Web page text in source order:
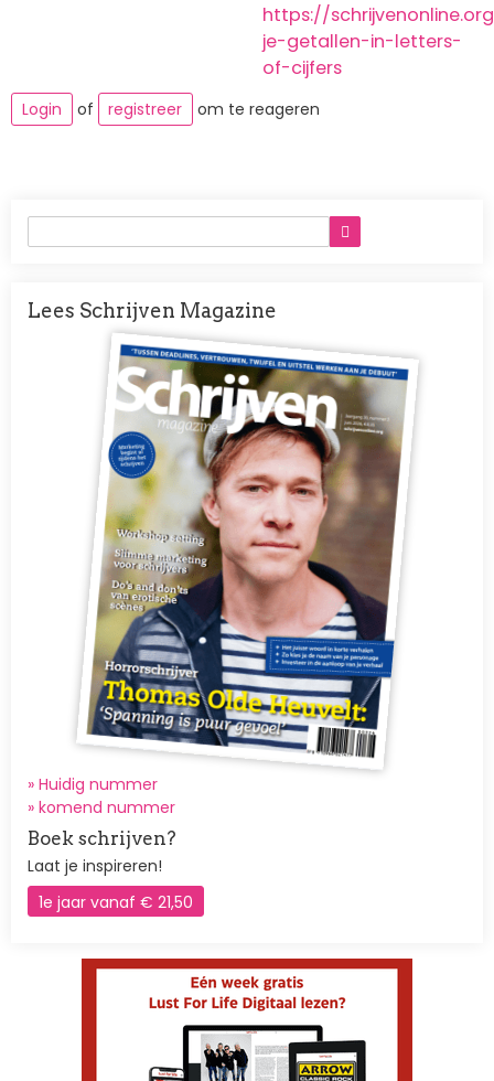
https://
je-getallen-in-letters-
of-cijfers
Login of registreer om te reageren
Lees Schrijven Magazine
Afbeelding
» Huidig nummer
» komend nummer
Boek schrijven?
Laat je inspireren!
1e jaar vanaf € 21,50